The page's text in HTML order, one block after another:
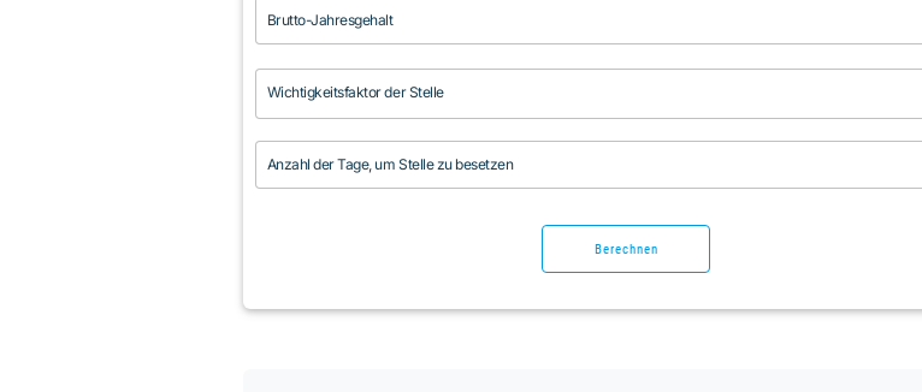
Brutto-Jahresgehalt
Wichtigkeitsfaktor der Stelle
Anzahl der Tage, um Stelle zu besetzen
Berechnen